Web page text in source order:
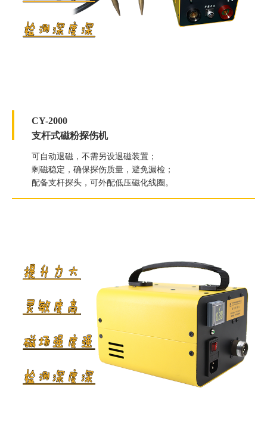
CY-2000
支杆式磁粉探伤机
可自动退磁，不需另设退磁装置；
剩磁稳定，确保探伤质量，避免漏检；
配备支杆探头，可外配低压磁化线圈。